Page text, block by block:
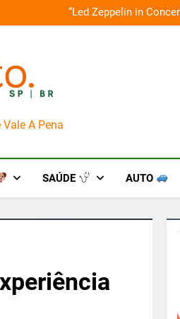
“Led Zeppelin in
A Pena
SAÚDE AUTO